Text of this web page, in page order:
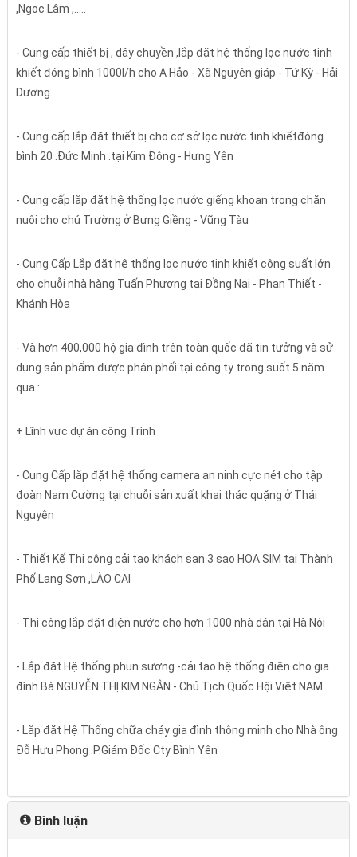
,Ngọc Lâm ,.....
- Cung cấp thiết bị , dây chuyền ,lắp đặt hệ thống lọc nước tinh
khiết đóng bình 1000l/h cho A Hảo - Xã Nguyên giáp - Tứ Kỳ - Hải
Dương
- Cung cấp lắp đặt thiết bị cho cơ sở lọc nước tinh khiếtđóng
bình 20 .Đức Minh .tại Kim Đông - Hưng Yên
- Cung cấp lắp đặt hệ thống lọc nước giếng khoan trong chăn
nuôi cho chú Trường ở Bưng Giềng - Vũng Tàu
- Cung Cấp Lắp đặt hệ thống lọc nước tinh khiết công suất lớn
cho chuỗi nhà hàng Tuấn Phượng tại Đồng Nai - Phan Thiết -
Khánh Hòa
- Và hơn 400,000 hộ gia đình trên toàn quốc đã tin tưởng và sử
dụng sản phẩm được phân phối tại công ty trong suốt 5 năm
qua :
+ Lĩnh vực dự án công Trình
- Cung Cấp lắp đặt hệ thống camera an ninh cực nét cho tập
đoàn Nam Cường tại chuỗi sản xuất khai thác quặng ở Thái
Nguyên
- Thiết Kế Thi công cải tạo khách sạn 3 sao HOA SIM tại Thành
Phố Lạng Sơn ,LÀO CAI
- Thi công lắp đặt điện nước cho hơn 1000 nhà dân tại Hà Nội
- Lắp đặt Hệ thống phun sương -cải tạo hệ thống điện cho gia
đình Bà NGUYỄN THỊ KIM NGÂN - Chủ Tịch Quốc Hội Việt NAM .
- Lắp đặt Hệ Thống chữa cháy gia đình thông minh cho Nhà ông
Đỗ Hưu Phong .P.Giám Đốc Cty Bình Yên
Bình luận